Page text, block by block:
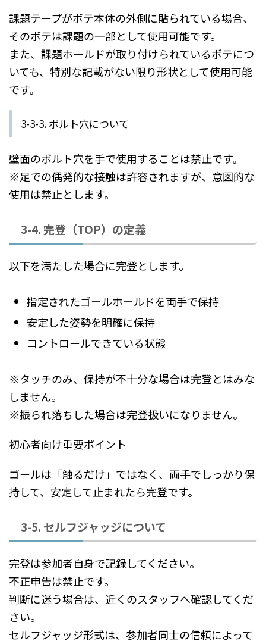
課題テープがボテ本体の外側に貼られている場合、
そのボテは課題の一部として使用可能です。
また、課題ホールドが取り付けられているボテにつ
いても、特別な記載がない限り形状として使用可能
です。
3-3-3. ボルト穴について
壁面のボルト穴を手で使用することは禁止です。
※足での偶発的な接触は許容されますが、意図的な
使用は禁止とします。
3-4. 完登（TOP）の定義
以下を満たした場合に完登とします。
指定されたゴールホールドを両手で保持
安定した姿勢を明確に保持
コントロールできている状態
※タッチのみ、保持が不十分な場合は完登とはみな
しません。
※振られ落ちした場合は完登扱いになりません。
初心者向け重要ポイント
ゴールは「触るだけ」ではなく、両手でしっかり保
持して、安定して止まれたら完登です。
3-5. セルフジャッジについて
完登は参加者自身で記録してください。
不正申告は禁止です。
判断に迷う場合は、近くのスタッフへ確認してくだ
さい。
セルフジャッジ形式は、参加者同士の信頼によって